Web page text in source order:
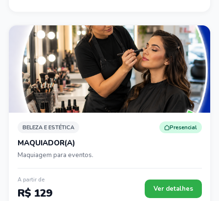
BELEZA E ESTÉTICA Presencial
MAQUIADOR(A)
Maquiagem para eventos.
A partir de
R$ 129 Ver detalhes